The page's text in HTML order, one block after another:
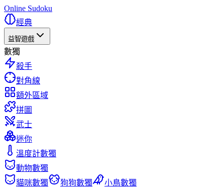
Online Sudoku
經典
益智遊戲
數獨
殺手
對角線
額外區域
拼圖
武士
迷你
溫度計數獨
動物數獨
貓咪數獨
狗狗數獨
小鳥數獨